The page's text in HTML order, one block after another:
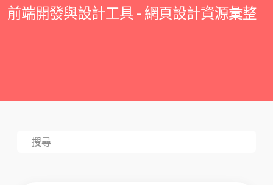
前端開發與設計工具 - 網頁設計資源彙整